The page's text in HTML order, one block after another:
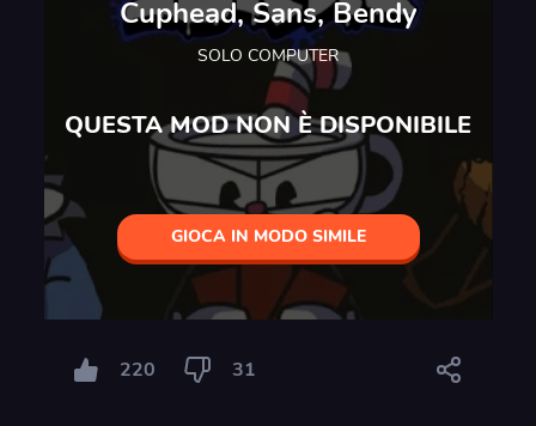
Cuphead, Sans, Bendy
SOLO COMPUTER
QUESTA MOD NON È DISPONIBILE
GIOCA IN MODO SIMILE
220 31